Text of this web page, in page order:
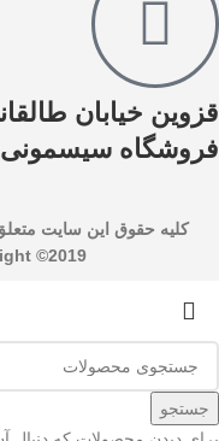
قزوین خیابان
فروشگاه سیسمونی
کليه حقوق اين سايت
©2019 –
جستجو